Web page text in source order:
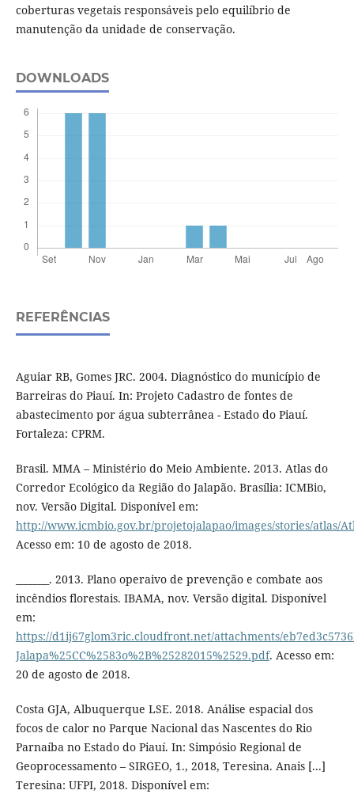
coberturas vegetais responsáveis pelo equilíbrio de
manutenção da unidade de conservação.
DOWNLOADS
REFERÊNCIAS
Aguiar RB, Gomes JRC. 2004. Diagnóstico do município de
Barreiras do Piauí. In: Projeto Cadastro de fontes de
abastecimento por água subterrânea - Estado do Piauí.
Fortaleza: CPRM.
Brasil. MMA – Ministério do Meio Ambiente. 2013. Atlas do
Corredor Ecológico da Região do Jalapão. Brasília: ICMBio,
nov. Versão Digital. Disponível em:
http://www.icmbio.gov.br/projetojalapao/images/stories/atlas/
Acesso em: 10 de agosto de 2018.
_______. 2013. Plano operaivo de prevenção e combate aos
incêndios florestais. IBAMA, nov. Versão digital. Disponível
em:
https://d1ij67glom3ric.cloudfront.net/attachments/
Jalapa%25CC%2583o%2B%25282015%2529.pdf. Acesso em:
20 de agosto de 2018.
Costa GJA, Albuquerque LSE. 2018. Análise espacial dos
focos de calor no Parque Nacional das Nascentes do Rio
Parnaíba no Estado do Piauí. In: Simpósio Regional de
Geoprocessamento – SIRGEO, 1., 2018, Teresina. Anais [...]
Teresina: UFPI, 2018. Disponível em: